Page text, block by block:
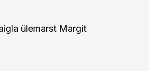
ülemarst Margit